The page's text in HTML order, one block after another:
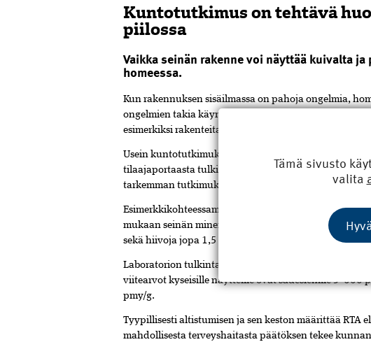
Kuntotutkimus on tehtävä
piilossa
Vaikka seinän rakenne voi näyttää kuivalta
homeessa.
Kun rakennuksen sisäilmassa on pahoja ongelmia,
ongelmien takia käynnistetään tutkimuksia ja niissä
esimerkiksi rakenteita avaamalla.
Usein kuntotutkimuksissa ja niiden tulkinnoissa
tilaajaportaasta tulkitsevat rakenteen niin, että
tarkemman tutkimuksen mukaan rakenne on
Esimerkkikohteessamme (kuva 1) rivitalon
mukaan seinän mineraalivillassa ja alapuussa on
sekä hiivoja jopa 1,5 miljoonaa pesäkkeen
Laboratorion tulkinta mikrobipitoisuudesta on selvä
viitearvot kyseisille näytteille ovat sädesienille 3 000
pmy/g.
Tyypillisesti altistumisen ja sen keston määrittää RTA
mahdollisesta terveyshaitasta päätöksen tekee
Tämä sivusto
valita